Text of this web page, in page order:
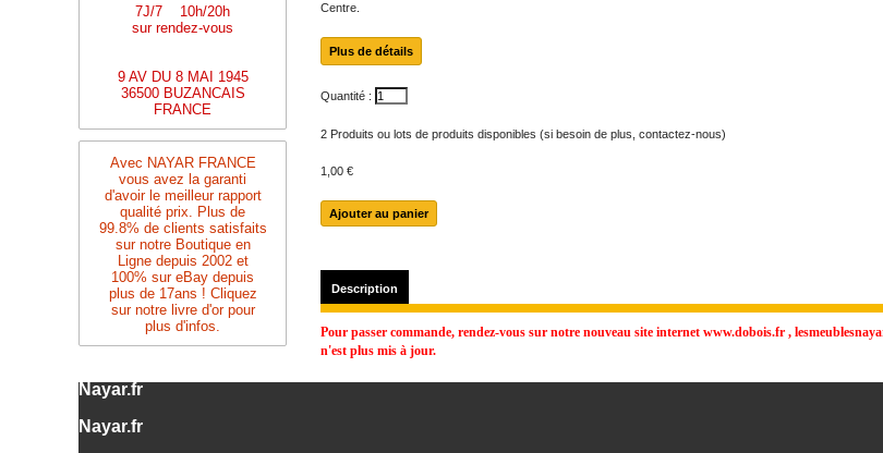
7J/7 10h/20h
sur rendez-vous
9 AV DU 8 MAI 1945
36500 BUZANCAIS
FRANCE
Avec NAYAR FRANCE
vous avez la garanti
d'avoir le meilleur rapport
qualité prix. Plus de
99.8% de clients satisfaits
sur notre Boutique en
Ligne depuis 2002 et
100% sur eBay depuis
plus de 17ans ! Cliquez
sur notre livre d'or pour
plus d'infos.
Centre.
Plus de détails
Quantité :
2 Produits ou lots de produits disponibles (si besoin de plus, contactez-nous)
1,00 €
Description
Pour passer commande, rendez-vous sur notre nouveau site internet www.dobois.fr ,
n'est plus mis à jour.
Nayar.fr
Nayar.fr